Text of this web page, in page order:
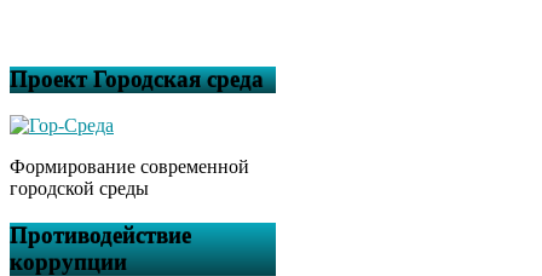
Проект Городская среда
Формирование современной
городской среды
Противодействие
коррупции